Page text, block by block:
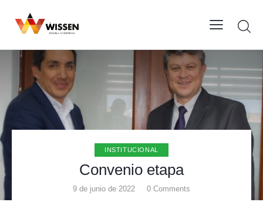
INSTITUCIONAL
Convenio etapa
9 de junio de 2022 0 Comments